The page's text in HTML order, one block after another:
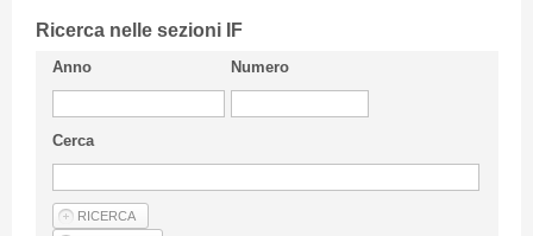
CIFI in breve
Linee Guida
Privacy Policy
Articoli
Ricerca nelle sezioni IF
Anno Numero
Cerca